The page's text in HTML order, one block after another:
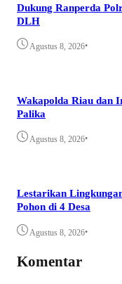
Dukung Ranperda
DLH
Agustus 8, 2026•
Wakapolda Riau dan
Palika
Agustus 8, 2026•
Lestarikan
Pohon di 4 Desa
Agustus 8, 2026•
Komentar